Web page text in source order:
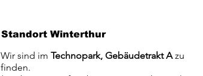
Standort Winterthur
Wir sind im Technopark, Gebäudetrakt Azu
finden.